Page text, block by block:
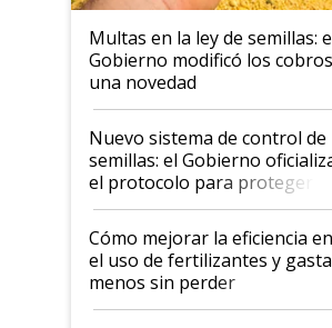
Multas en la ley de semillas:
Gobierno modificó los
una novedad
Nuevo sistema de control de
semillas: el Gobierno
el protocolo para proteger la
propiedad intelectual
Cómo mejorar la eficiencia en
el uso de fertilizantes y
menos sin perder
productividad en la campaña